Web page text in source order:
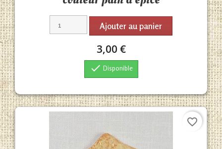
Ajouter au panier
3,00 €
 Disponible
favorite_border